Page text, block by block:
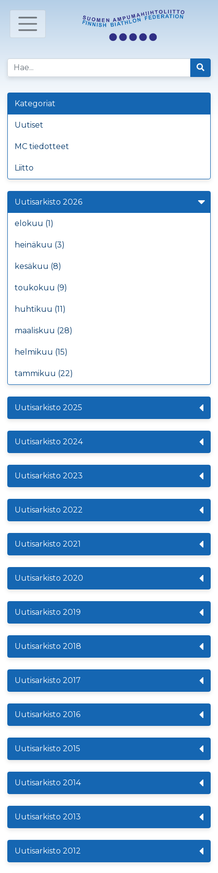
Kategoriat
Uutiset
MC tiedotteet
Liitto
Uutisarkisto 2026
elokuu (1)
heinäkuu (3)
kesäkuu (8)
toukokuu (9)
huhtikuu (11)
maaliskuu (28)
helmikuu (15)
tammikuu (22)
Uutisarkisto 2025
Uutisarkisto 2024
Uutisarkisto 2023
Uutisarkisto 2022
Uutisarkisto 2021
Uutisarkisto 2020
Uutisarkisto 2019
Uutisarkisto 2018
Uutisarkisto 2017
Uutisarkisto 2016
Uutisarkisto 2015
Uutisarkisto 2014
Uutisarkisto 2013
Uutisarkisto 2012